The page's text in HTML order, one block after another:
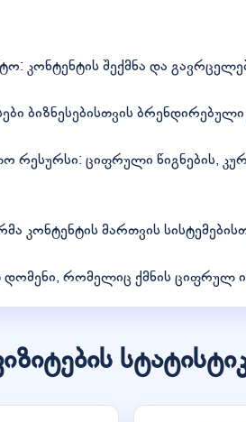
კონტენტის შექმნა და
ბიზნესებისთვის
ციფრული წიგნების,
კონტენტის მართვის
დომენი, რომელიც ქმნის ციფრულ